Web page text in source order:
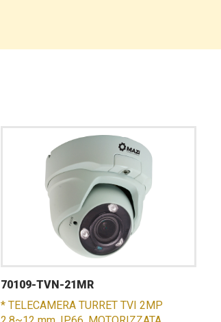
70109-TVN-21MR
* TELECAMERA TURRET TVI 2MP